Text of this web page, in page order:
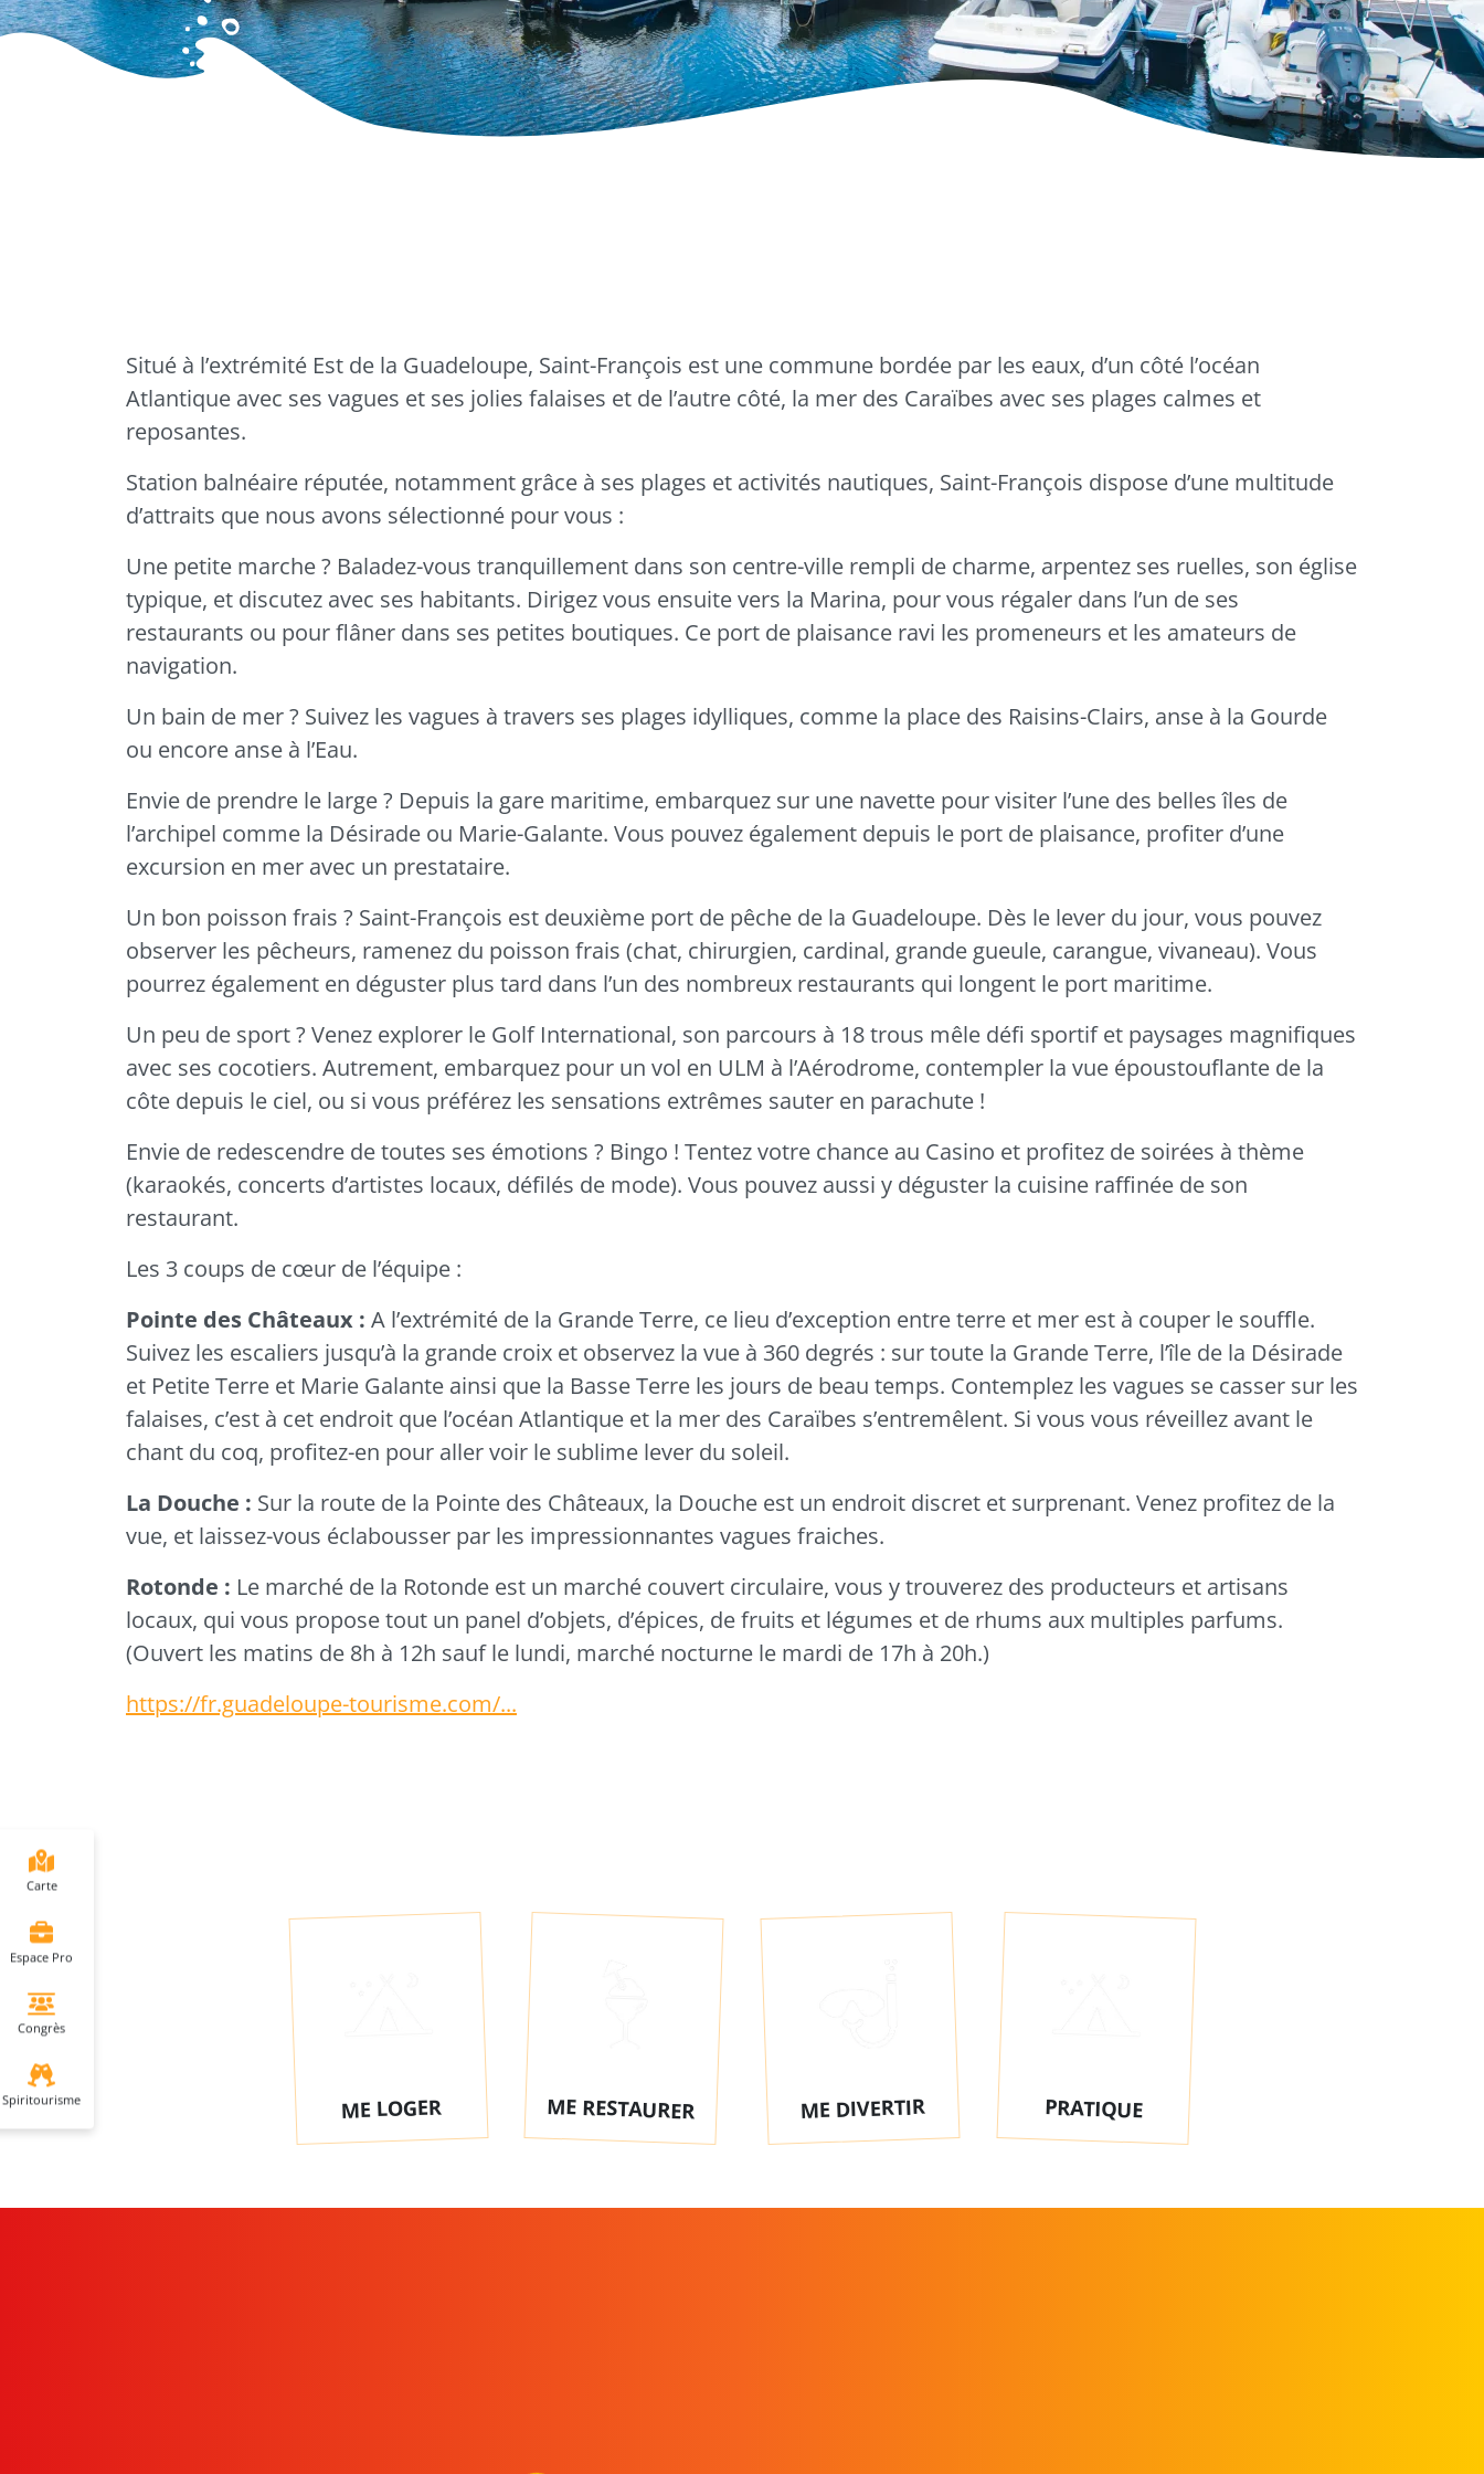
Carte
Espace Pro
Congrès
Spiritourisme
Saint-François
Facebook
LinkedInImprimer la page
Saint-François
Situé à l’extrémité Est de la Guadeloupe, Saint-François est une commune bordée par les eaux, d’un côté l’océan
Atlantique avec ses vagues et ses jolies falaises et de l’autre côté, la mer des Caraïbes avec ses plages calmes et
reposantes.
Station balnéaire réputée, notamment grâce à ses plages et activités nautiques, Saint-François dispose d’une multitude
d’attraits que nous avons sélectionné pour vous :
Une petite marche ? Baladez-vous tranquillement dans son centre-ville rempli de charme, arpentez ses ruelles, son église
typique, et discutez avec ses habitants. Dirigez vous ensuite vers la Marina, pour vous régaler dans l’un de ses
restaurants ou pour flâner dans ses petites boutiques. Ce port de plaisance ravi les promeneurs et les amateurs de
navigation.
Un bain de mer ? Suivez les vagues à travers ses plages idylliques, comme la place des Raisins-Clairs, anse à la Gourde
ou encore anse à l’Eau.
Envie de prendre le large ? Depuis la gare maritime, embarquez sur une navette pour visiter l’une des belles îles de
l’archipel comme la Désirade ou Marie-Galante. Vous pouvez également depuis le port de plaisance, profiter d’une
excursion en mer avec un prestataire.
Un bon poisson frais ? Saint-François est deuxième port de pêche de la Guadeloupe. Dès le lever du jour, vous pouvez
observer les pêcheurs, ramenez du poisson frais (chat, chirurgien, cardinal, grande gueule, carangue, vivaneau). Vous
pourrez également en déguster plus tard dans l’un des nombreux restaurants qui longent le port maritime.
Un peu de sport ? Venez explorer le Golf International, son parcours à 18 trous mêle défi sportif et paysages magnifiques
avec ses cocotiers. Autrement, embarquez pour un vol en ULM à l’Aérodrome, contempler la vue époustouflante de la
côte depuis le ciel, ou si vous préférez les sensations extrêmes sauter en parachute !
Envie de redescendre de toutes ses émotions ? Bingo ! Tentez votre chance au Casino et profitez de soirées à thème
(karaokés, concerts d’artistes locaux, défilés de mode). Vous pouvez aussi y déguster la cuisine raffinée de son
restaurant.
Les 3 coups de cœur de l’équipe :
Pointe des Châteaux : A l’extrémité de la Grande Terre, ce lieu d’exception entre terre et mer est à couper le souffle.
Suivez les escaliers jusqu’à la grande croix et observez la vue à 360 degrés : sur toute la Grande Terre, l’île de la Désirade
et Petite Terre et Marie Galante ainsi que la Basse Terre les jours de beau temps. Contemplez les vagues se casser sur les
falaises, c’est à cet endroit que l’océan Atlantique et la mer des Caraïbes s’entremêlent. Si vous vous réveillez avant le
chant du coq, profitez-en pour aller voir le sublime lever du soleil.
La Douche : Sur la route de la Pointe des Châteaux, la Douche est un endroit discret et surprenant. Venez profitez de la
vue, et laissez-vous éclabousser par les impressionnantes vagues fraiches.
Rotonde : Le marché de la Rotonde est un marché couvert circulaire, vous y trouverez des producteurs et artisans
locaux, qui vous propose tout un panel d’objets, d’épices, de fruits et légumes et de rhums aux multiples parfums.
(Ouvert les matins de 8h à 12h sauf le lundi, marché nocturne le mardi de 17h à 20h.)
https://fr.guadeloupe-tourisme.com/...
ME LOGER ME RESTAURER ME DIVERTIR PRATIQUE